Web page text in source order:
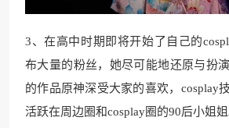
3、在高中时期即将开始了自己的
布大量的粉丝，她尽可能地还原与扮
的作品原神深受大家的喜欢，cosplay
活跃在周边圈和cosplay圈的90后小姐姐